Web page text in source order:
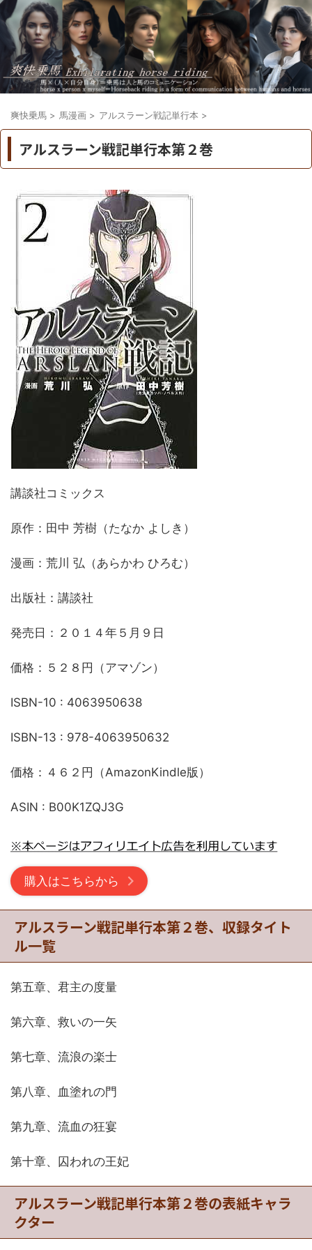
爽快乗馬 > 馬漫画 > アルスラーン戦記単行本 >
アルスラーン戦記単行本第２巻
講談社コミックス
原作：田中 芳樹（たなか よしき）
漫画：荒川 弘（あらかわ ひろむ）
出版社：講談社
発売日：２０１４年５月９日
価格：５２８円（アマゾン）
ISBN-10 : 4063950638
ISBN-13 : 978-4063950632
価格：４６２円（AmazonKindle版）
ASIN : B00K1ZQJ3G
購入はこちらから
アルスラーン戦記単行本第２巻、収録タイト
ル一覧
第五章、君主の度量
第六章、救いの一矢
第七章、流浪の楽士
第八章、血塗れの門
第九章、流血の狂宴
第十章、囚われの王妃
アルスラーン戦記単行本第２巻の表紙キャラ
クター